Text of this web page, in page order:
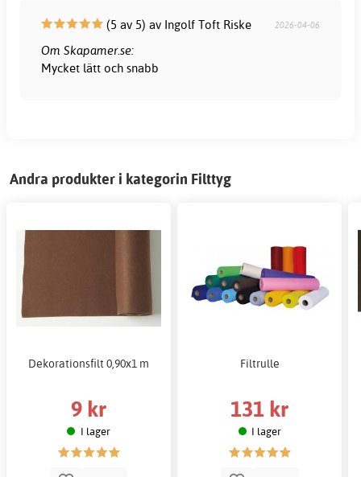
(5 av 5) av Ingolf Toft Riske 2026-04-06
Om Skapamer.se:
Mycket lätt och snabb
Andra produkter i kategorin Filttyg
Dekorationsfilt 0,90x1 m
9 kr
I lager
Filtrulle
131 kr
I lager